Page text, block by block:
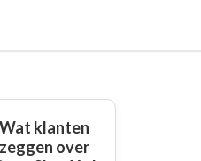
Wat klanten
zeggen over